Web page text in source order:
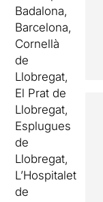
Badalona,
Barcelona,
Cornellà
de
Llobregat,
El Prat de
Llobregat,
Esplugues
de
Llobregat,
L’Hospitalet
de